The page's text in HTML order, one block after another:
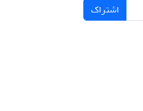
اشتراک